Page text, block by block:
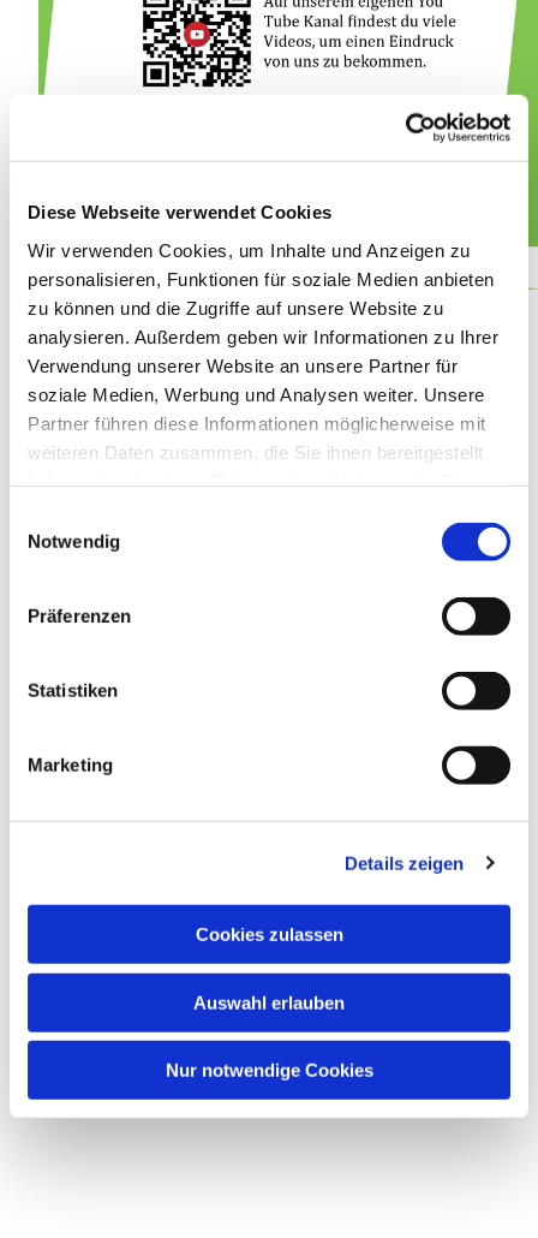
Diese Webseite verwendet Cookies
Wir verwenden Cookies, um Inhalte und Anzeigen zu
personalisieren, Funktionen für soziale Medien anbieten
zu können und die Zugriffe auf unsere Website zu
analysieren. Außerdem geben wir Informationen zu Ihrer
Verwendung unserer Website an unsere Partner für
soziale Medien, Werbung und Analysen weiter. Unsere
Partner führen diese Informationen möglicherweise mit
weiteren Daten zusammen, die Sie ihnen bereitgestellt
Notwendig
Präferenzen
Statistiken
Marketing
Details zeigen
Cookies zulassen
Auswahl erlauben
Nur notwendige Cookies
Dies könnte Sie auch